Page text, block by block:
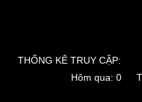
THỐNG KÊ TRUY CẬP:
Hôm qua: 0